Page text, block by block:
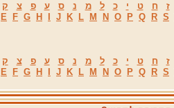
ז ח ט י כ ל מ נ ס ע פ צ ק
E F G H J K L M N O P Q R S
ז ח ט י כ ל מ נ ס ע פ צ ק
E F G H J K L M N O P Q R S